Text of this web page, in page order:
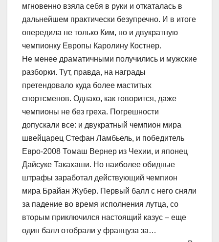
мгновенно взяла себя в руки и откаталась в
дальнейшем практически безупречно. И в итоге
опередила не только Ким, но и двукратную
чемпионку Европы Каролину Костнер.
Не менее драматичными получились и мужские
разборки. Тут, правда, на награды
претендовало куда более маститых
спортсменов. Однако, как говорится, даже
чемпионы не без греха. Погрешности
допускали все: и двукратный чемпион мира
швейцарец Стефан Ламбьель, и победитель
Евро-2008 Томаш Вернер из Чехии, и японец
Дайсуке Такахаши. Но наиболее обидные
штрафы заработал действующий чемпион
мира Брайан Жубер. Первый балл с него сняли
за падение во время исполнения лутца, со
вторым приключился настоящий казус – еще
один балл отобрали у француза за…